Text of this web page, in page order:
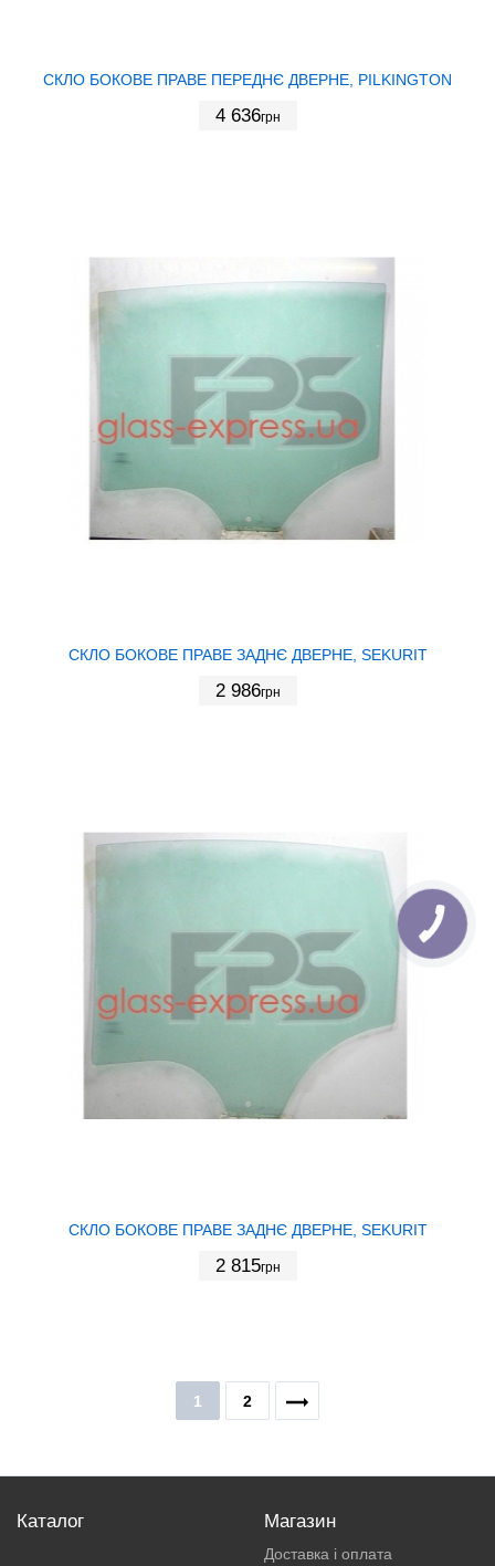
СКЛО БОКОВЕ ПРАВЕ ПЕРЕДНЄ ДВЕРНЕ, PILKINGTON
4 636грн
СКЛО БОКОВЕ ПРАВЕ ЗАДНЄ ДВЕРНЕ, SEKURIT
2 986грн
СКЛО БОКОВЕ ПРАВЕ ЗАДНЄ ДВЕРНЕ, SEKURIT
2 815грн
1 2
Каталог Магазин
Доставка і оплата